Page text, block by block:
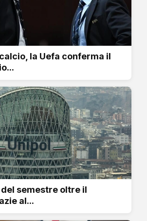
la Uefa conferma il
semestre oltre il
al...